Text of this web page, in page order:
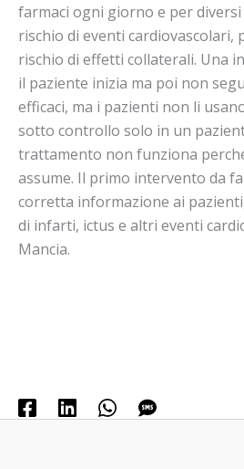
farmaci ogni giorno e per
rischio di eventi cardiovascolari,
rischio di effetti collaterali. Una
il paziente inizia ma poi non
efficaci, ma i pazienti non li
sotto controllo solo in un
trattamento non funziona
assume. Il primo intervento da
corretta informazione ai
di infarti, ictus e altri eventi
Mancia.